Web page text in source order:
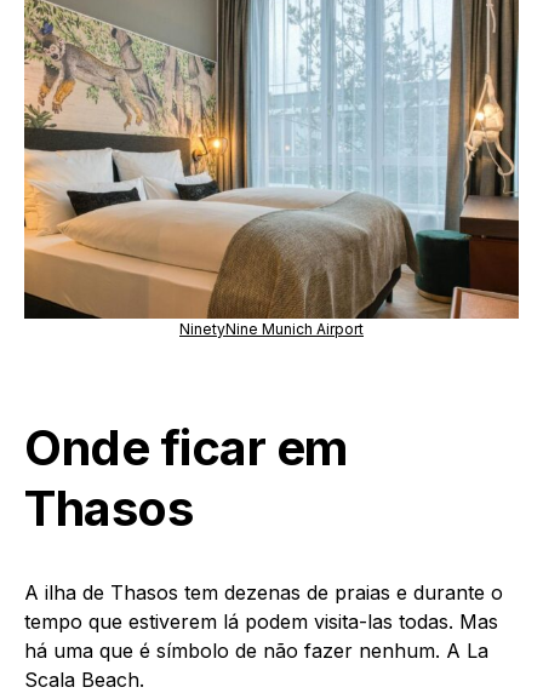
NinetyNine Munich Airport
Onde ficar em
Thasos
A ilha de Thasos tem dezenas de praias e durante o
tempo que estiverem lá podem visita-las todas. Mas
há uma que é símbolo de não fazer nenhum. A La
Scala Beach.